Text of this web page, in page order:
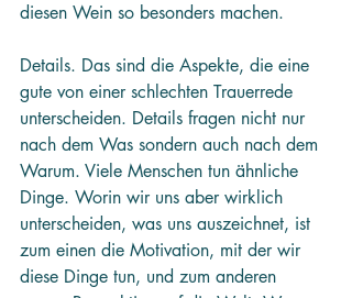
diesen Wein so besonders machen.
Details. Das sind die Aspekte, die eine
gute von einer schlechten Trauerrede
unterscheiden. Details fragen nicht nur
nach dem Was sondern auch nach dem
Warum. Viele Menschen tun ähnliche
Dinge. Worin wir uns aber wirklich
unterscheiden, was uns auszeichnet, ist
zum einen die Motivation, mit der wir
diese Dinge tun, und zum anderen